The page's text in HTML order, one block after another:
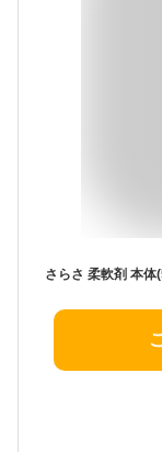
さらさ 柔軟剤 本体